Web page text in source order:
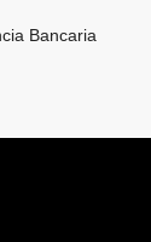
Bancaria